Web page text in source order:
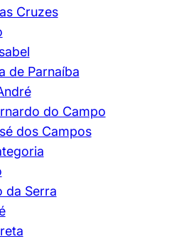
Cruzes
de Parnaíba
do Campo
dos Campos
da Serra